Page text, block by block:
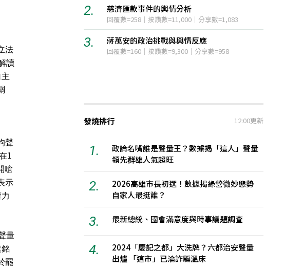
法
讀
聲
1
嗆
示
量
罷
慈濟匯款事件的輿情分析
回覆數=258｜按讚數=11,000｜分享數=1,083
蔣萬安的政治挑戰與輿情反應
回覆數=160｜按讚數=9,300｜分享數=958
2.
影響
12小時聲量=1,139
3.
伊朗與阿曼達成荷姆茲海
發燒排行 12:00更新
1.
政論名嘴誰是聲量王？數據揭「這人」聲量
領先群雄人氣超旺
2.
2026高雄市長初選！數據揭綠營微妙態勢
自家人最挺誰？
3. 最新總統、國會滿意度與時事議題調查
4.
2024「慶記之都」大洗牌？六都治安聲量
出爐 「這市」已淪詐騙溫床